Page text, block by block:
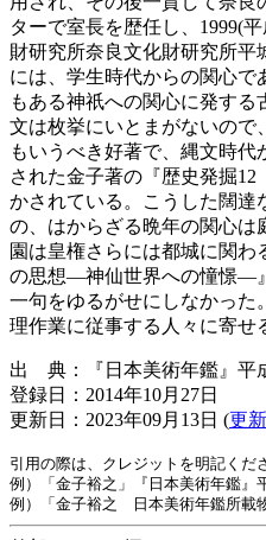
ターで室長を歴任し、1999(
財研究所奈良文化財研究所平
には、学生時代からの関心
もある神祇への関心に発す
文は枚挙にいとまがないの
もいうべき好著で、縄文時
された金子著の『歴史発掘
かされている。こうした闊達
の、はからざる晩年の関心は
園は皇権さらには都城に関
の思想―神仙世界への憧憬―
一句をゆるがせにしなかった
理作業に従事する人々に寄せ
出 典：『日本美術年鑑』平
登録日：2014年10月27日
更新日：2023年09月13日 (更
引用の際は、クレジットを明記くだ
例）「金子裕之」『日本美術年鑑』
例）「金子裕之 日本美術年鑑所載